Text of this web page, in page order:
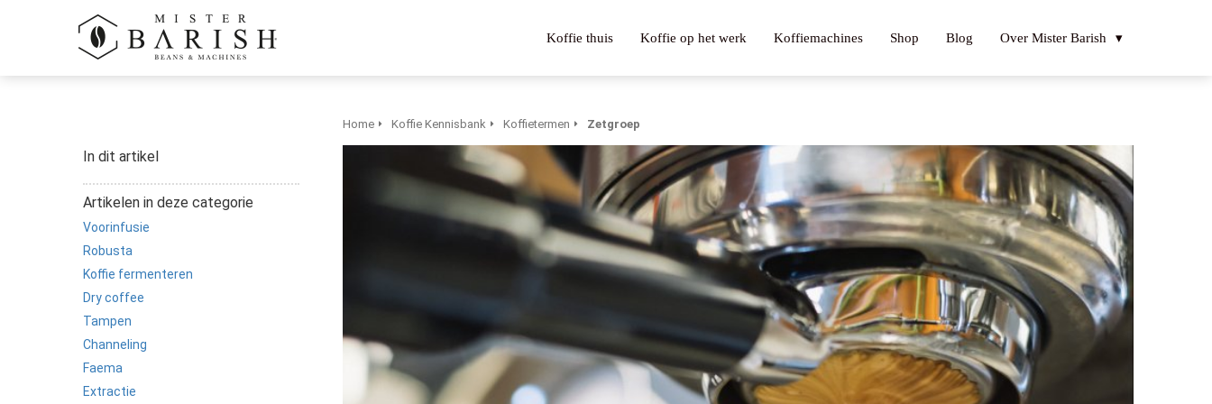
Koffie thuis Koffie op het werk Koffiemachines Shop Blog Over Mister Barish
In dit artikel
Artikelen in deze categorie
Voorinfusie
Robusta
Koffie fermenteren
Dry coffee
Tampen
Channeling
Faema
Extractie
Home Koffie Kennisbank Koffietermen Zetgroep
over
gedrag van
gebruikt
bezoekers te
Hierdoor
website-